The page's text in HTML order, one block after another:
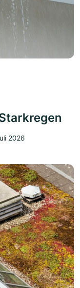
2026